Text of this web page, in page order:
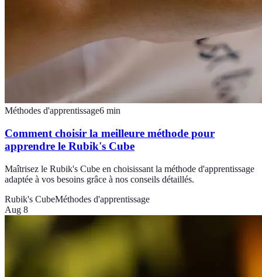
Méthodes d'apprentissage6 min
Comment choisir la meilleure méthode pour
apprendre le Rubik's Cube
Maîtrisez le Rubik's Cube en choisissant la méthode d'apprentissage
adaptée à vos besoins grâce à nos conseils détaillés.
Rubik's CubeMéthodes d'apprentissage
Aug 8